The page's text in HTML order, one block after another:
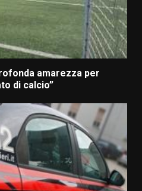
amarezza per
di calcio”